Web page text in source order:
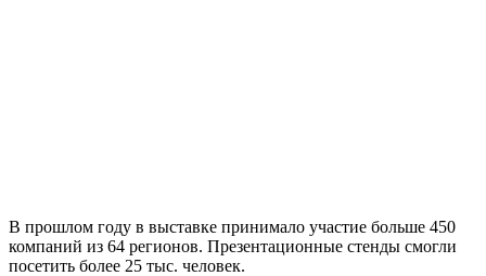
В прошлом году в выставке принимало участие больше 450
компаний из 64 регионов. Презентационные стенды смогли
посетить более 25 тыс. человек.